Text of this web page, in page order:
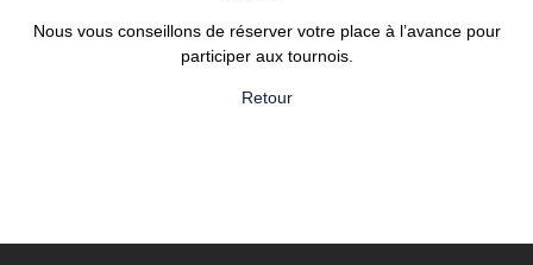
Nous vous conseillons de réserver votre place à l’avance pour
participer aux tournois.
Retour